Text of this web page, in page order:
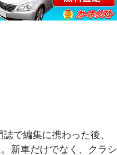
で編集に携わった後、
新車だけでなく、クラシ